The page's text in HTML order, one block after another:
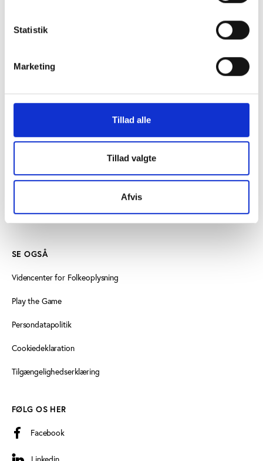
Statistik
Marketing
Tillad alle
Tillad valgte
Afvis
Vester Allé 8B, 3. sal, 8000 Aarhus C
+45 3266 1030
Læs mere om instituttet
SE OGSÅ
Videncenter for Folkeoplysning
Play the Game
Persondatapolitik
Cookiedeklaration
Tilgængelighedserklæring
FØLG OS HER
Facebook